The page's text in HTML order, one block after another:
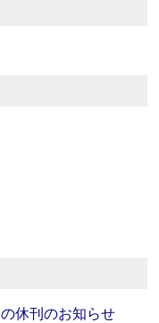
休刊のお知らせ